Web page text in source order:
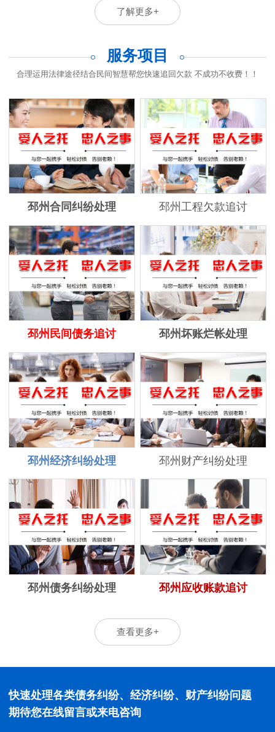
了解更多+
服务项目
合理运用法律途径结合民间智慧帮您快速追回欠款 不成功不收费！！
邳州合同纠纷处理 邳州工程欠款追讨
邳州民间债务追讨 邳州坏账烂帐处理
邳州经济纠纷处理 邳州财产纠纷处理
邳州债务纠纷处理 邳州应收账款追讨
查看更多+
快速处理各类债务纠纷、经济纠纷、财产纠纷问题
期待您在线留言或来电咨询